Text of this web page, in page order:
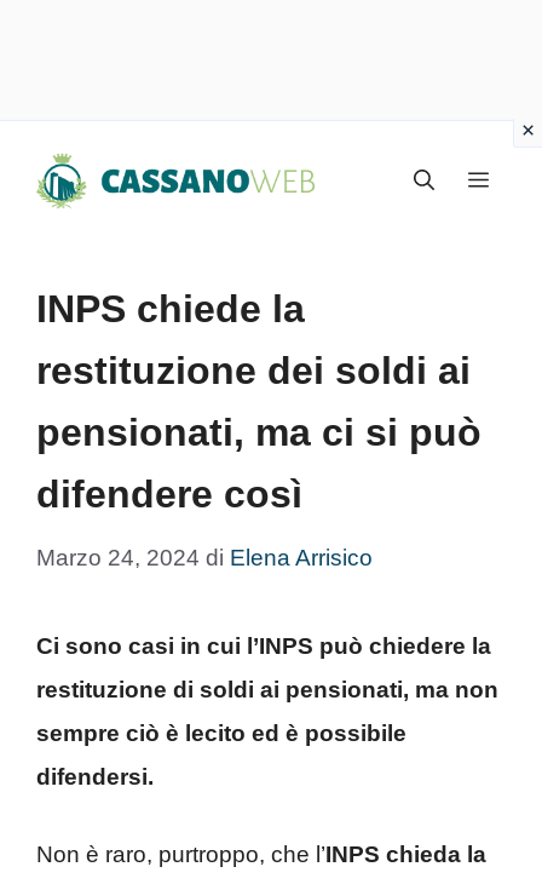
Menu
INPS chiede la
restituzione dei soldi ai
pensionati, ma ci si può
difendere così
Marzo 24, 2024 di Elena Arrisico
Ci sono casi in cui l’INPS può chiedere la
restituzione di soldi ai pensionati, ma non
sempre ciò è lecito ed è possibile
difendersi.
Non è raro, purtroppo, che l’INPS chieda la